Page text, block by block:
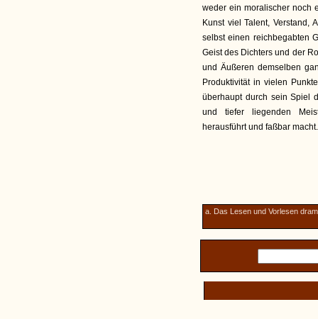
weder ein moralischer noch
Kunst viel Talent, Verstand,
selbst einen reichbegabten
Geist des Dichters und der
und Äußeren demselben
Produktivität in vielen
überhaupt durch sein Spiel
und tiefer liegenden
herausführt und faßbar macht.
a. Das Lesen und Vorlesen